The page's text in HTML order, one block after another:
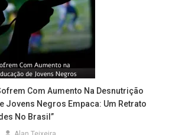
Com Aumento Na Desnutrição
Jovens Negros Empaca: Um Retrato
No Brasil”